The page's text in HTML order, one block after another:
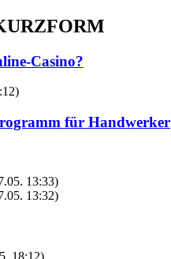
Casino?
für Handwerker
13:33)
13:32)